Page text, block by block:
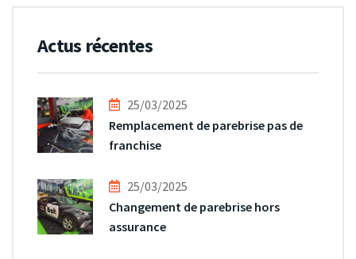
Actus récentes
25/03/2025
Remplacement de parebrise pas de
franchise
25/03/2025
Changement de parebrise hors
assurance